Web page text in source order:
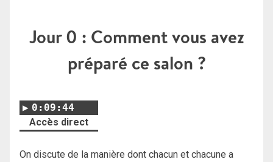
Jour 0 : Comment vous avez
préparé ce salon ?
0:09:44
Accès direct
On discute de la manière dont chacun et chacune a